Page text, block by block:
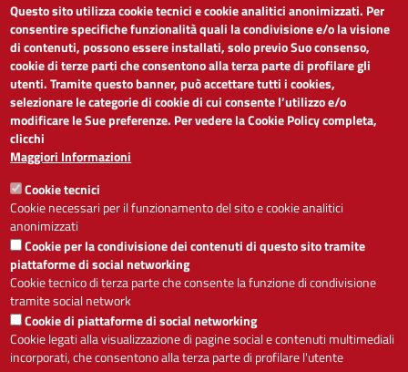
LINK UTILI
Dichiarazione di accessibilità
Obiettivi di accessibilità
Segnalaci problemi di accessibilità
Note legali
Privacy
Accesso riservato
ACCESSIBILITÀ
- A +
Alto contrasto
Questo sito utilizza cookie tecnici e cookie analitici anonimizzati. Per
consentire specifiche funzionalità quali la condivisione e/o la visione
di contenuti, possono essere installati, solo previo Suo consenso,
cookie di terze parti che consentono alla terza parte di profilare gli
utenti. Tramite questo banner, può accettare tutti i cookies,
selezionare le categorie di cookie di cui consente l’utilizzo e/o
modificare le Sue preferenze. Per vedere la Cookie Policy completa,
clicchi
Maggiori Informazioni
Cookie tecnici
Cookie necessari per il funzionamento del sito e cookie analitici
anonimizzati
Cookie per la condivisione dei contenuti di questo sito tramite
piattaforme di social networking
Cookie tecnico di terza parte che consente la funzione di condivisione
tramite social network
Cookie di piattaforme di social networking
Cookie legati alla visualizzazione di pagine social e contenuti multimediali
incorporati, che consentono alla terza parte di profilare l'utente